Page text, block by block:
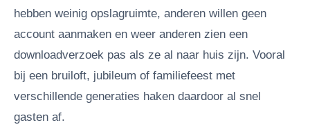
hebben weinig opslagruimte, anderen willen geen
account aanmaken en weer anderen zien een
downloadverzoek pas als ze al naar huis zijn. Vooral
bij een bruiloft, jubileum of familiefeest met
verschillende generaties haken daardoor al snel
gasten af.